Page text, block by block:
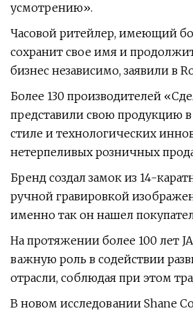
усмотрению».
Часовой ритейлер, имеющий
сохранит свое имя и
бизнес независимо, заявили в
Более 130 производителей
представили свою продукцию
стиле и технологических
нетерпеливых розничных
Бренд создал замок из 14-
ручной гравировкой
именно так он нашел
На протяжении более 100 лет
важную роль в содействии
отрасли, соблюдая при этом
В новом исследовании Shane